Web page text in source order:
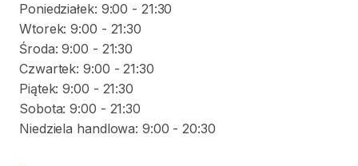
Poniedziałek: 9:00 - 21:30
Wtorek: 9:00 - 21:30
Środa: 9:00 - 21:30
Czwartek: 9:00 - 21:30
Piątek: 9:00 - 21:30
Sobota: 9:00 - 21:30
Niedziela handlowa: 9:00 - 20:30